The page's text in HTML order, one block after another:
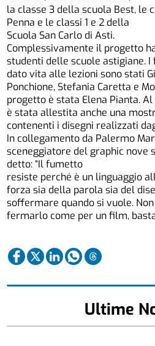
la classe 3 della scuola Best, le
Penna e le classi 1 e 2 della
Scuola San Carlo di Asti.
Complessivamente il progetto
studenti delle scuole astigiane.
dato vita alle lezioni sono stati
Ponchione, Stefania Caretta e
progetto è stata Elena Pianta.
è stata allestita anche una
contenenti i disegni realizzati
In collegamento da Palermo
sceneggiatore del graphic nove
detto: “Il fumetto
resiste perché è un linguaggio
forza sia della parola sia del
soffermare quando si vuole.
fermarlo come per un film,
Ultime